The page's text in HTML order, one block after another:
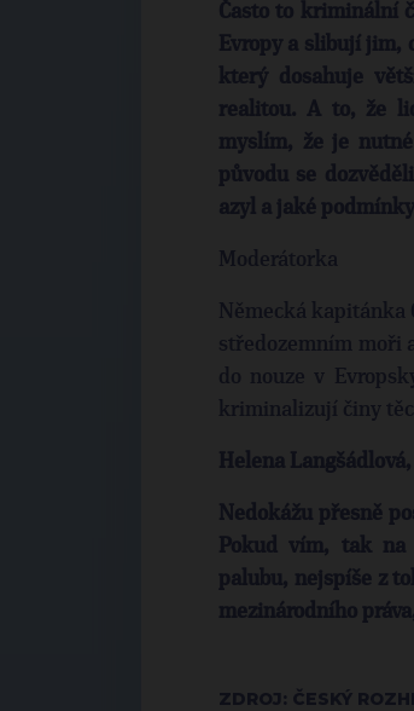
Často to kriminální
Evropy a slibují jim,
který dosahuje
realitou. A to, že
myslím, že je
původu se
azyl a jaké
Moderátorka
Německá kapitánka
středozemním moři
do nouze v
kriminalizují činy
Helena
Nedokážu přesně
Pokud vím, tak
palubu, nejspíše z
mezinárodního
ZDROJ: ČESKÝ